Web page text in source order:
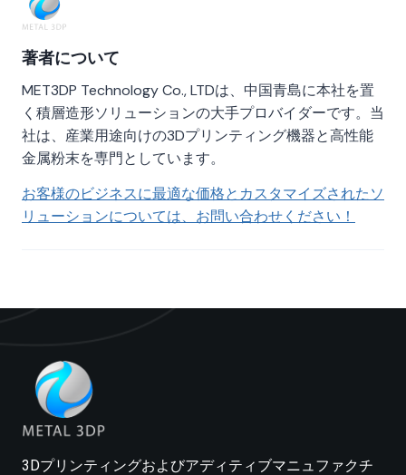
著者について
MET3DP Technology Co., LTDは、中国青島に本社を置
く積層造形ソリューションの大手プロバイダーです。当
社は、産業用途向けの3Dプリンティング機器と高性能
金属粉末を専門としています。
お客様のビジネスに最適な価格とカスタマイズされたソ
リューションについては、お問い合わせください！
3Dプリンティングおよびアディティブマニュファクチ